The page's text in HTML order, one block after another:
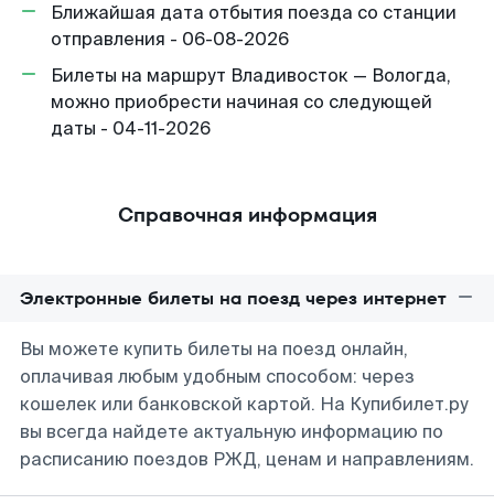
Ближайшая дата отбытия поезда со станции
отправления - 06-08-2026
Билеты на маршрут Владивосток — Вологда,
можно приобрести начиная со следующей
даты - 04-11-2026
Справочная информация
Электронные билеты на поезд через интернет
Вы можете купить билеты на поезд онлайн,
оплачивая любым удобным способом: через
кошелек или банковской картой. На Купибилет.ру
вы всегда найдете актуальную информацию по
расписанию поездов РЖД, ценам и направлениям.